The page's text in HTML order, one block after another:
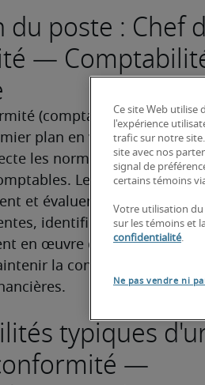
poste : Chef
—
(comptabilité
plan en veillant à ce que
les normes et
Les chefs de la
et évaluent les pratiques
identifient les risques
en œuvre des contrôles
la conformité avec les
typiques
—
Ce site Web utilise
l'expérience
trafic sur notre
site avec nos
signal de
certains témoins
Votre utilisation du
sur les témoins et
confidentialité.
Ne pas vendre ni